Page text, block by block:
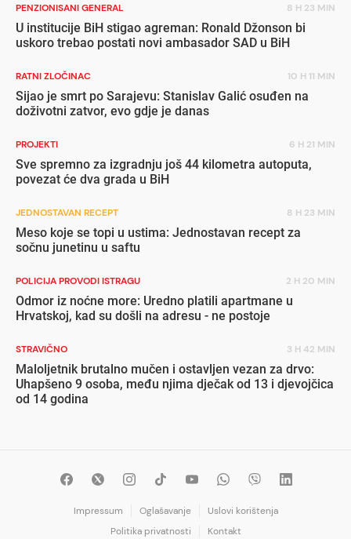
PENZIONISANI GENERAL 8 H 23 MIN
U institucije BiH stigao agreman: Ronald Džonson bi
uskoro trebao postati novi ambasador SAD u BiH
RATNI ZLOČINAC 10 H 11 MIN
Sijao je smrt po Sarajevu: Stanislav Galić osuđen na
doživotni zatvor, evo gdje je danas
PROJEKTI 6 H 21 MIN
Sve spremno za izgradnju još 44 kilometra autoputa,
povezat će dva grada u BiH
JEDNOSTAVAN RECEPT 8 H 23 MIN
Meso koje se topi u ustima: Jednostavan recept za
sočnu junetinu u saftu
POLICIJA PROVODI ISTRAGU 2 H 20 MIN
Odmor iz noćne more: Uredno platili apartmane u
Hrvatskoj, kad su došli na adresu - ne postoje
STRAVIČNO 3 H 42 MIN
Maloljetnik brutalno mučen i ostavljen vezan za drvo:
Uhapšeno 9 osoba, među njima dječak od 13 i djevojčica
od 14 godina
Impressum Oglašavanje
Uslovi korištenja
Politika privatnosti
Kontakt